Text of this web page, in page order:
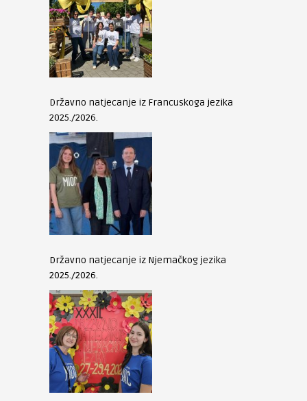
Državno natjecanje iz Francuskoga jezika
2025./2026.
Državno natjecanje iz Njemačkog jezika
2025./2026.